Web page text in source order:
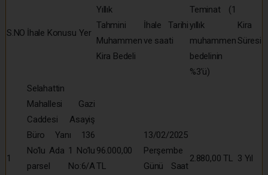
S.NO İhale Konusu Yer
Yıllık
Tahmini
Muhammen
Kira Bedeli
İhale Tarihi
ve saati
Teminat (1
yıllık
muhammen
bedelinin
%3’ü)
Kira
Süresi
1
Selahattin
Mahallesi Gazi
Caddesi Asayiş
Büro Yanı 136
No’lu Ada 1 No’lu
parsel No:6/A
96.000,00
TL
13/02/2025
Perşembe
Günü Saat
2.880,00 TL 3 Yıl